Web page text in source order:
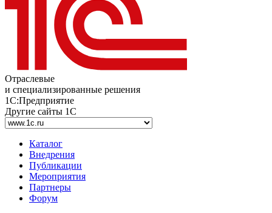
Отраслевые
и специализированные решения
1С:Предприятие
Другие сайты 1С
Каталог
Внедрения
Публикации
Мероприятия
Партнеры
Форум